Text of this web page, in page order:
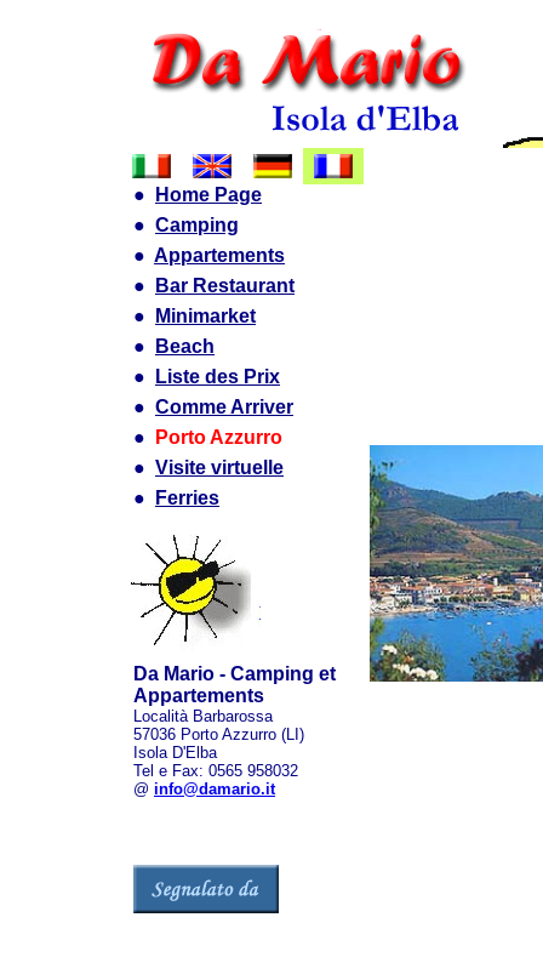
●
Home Page
● Camping
● Appartements
●
Bar Restaurant
●
Minimarket
●
Beach
●
Liste des Prix
● Comme Arriver
●
Porto Azzurro
● Visite virtuelle
●
Ferries
Da Mario - Camping et
Appartements
Località Barbarossa
57036 Porto Azzurro (LI)
Isola D'Elba
Tel e Fax: 0565 958032
@ info@damario.it